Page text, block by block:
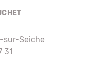
sur-Seiche
31